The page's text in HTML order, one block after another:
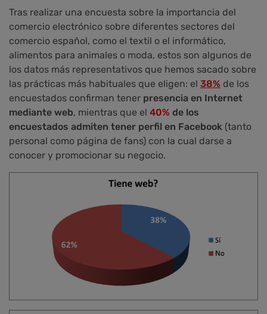
Tras realizar una encuesta sobre la importancia del
comercio electrónico sobre diferentes sectores del
comercio español, como el textil o el informático,
alimentos para animales o moda, estos son algunos de
los datos más representativos que hemos sacado sobre
las prácticas más habituales que eligen: el 38% de los
encuestados confirman tener presencia en Internet
mediante web, mientras que el 40% de los
encuestados admiten tener perfil en Facebook (tanto
personal como página de fans) con la cual darse a
conocer y promocionar su negocio.